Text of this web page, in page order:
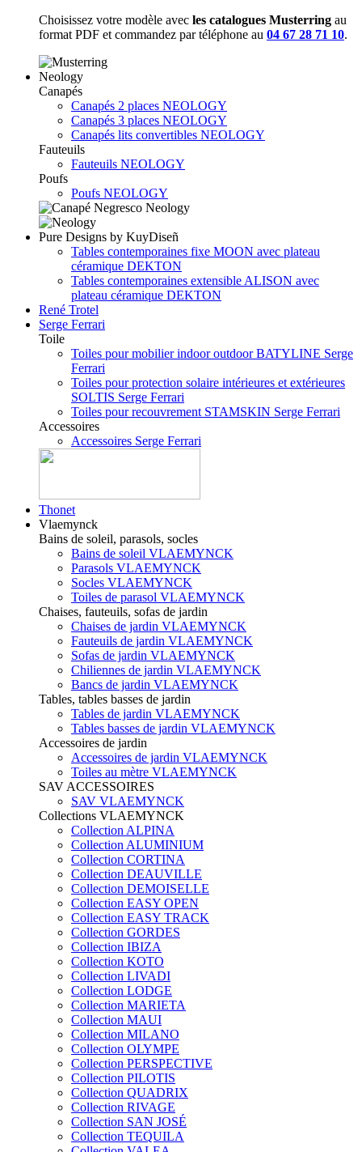
Choisissez votre modèle avec les catalogues Musterring au
format PDF et commandez par téléphone au 04 67 28 71 10.
Neology
Canapés
Canapés 2 places NEOLOGY
Canapés 3 places NEOLOGY
Canapés lits convertibles NEOLOGY
Fauteuils
Fauteuils NEOLOGY
Poufs
Poufs NEOLOGY
Pure Designs by KuyDiseñ
Tables contemporaines fixe MOON avec plateau
céramique DEKTON
Tables contemporaines extensible ALISON avec
plateau céramique DEKTON
René Trotel
Serge Ferrari
Toile
Toiles pour mobilier indoor outdoor BATYLINE Serge
Ferrari
Toiles pour protection solaire intérieures et extérieures
SOLTIS Serge Ferrari
Toiles pour recouvrement STAMSKIN Serge Ferrari
Accessoires
Accessoires Serge Ferrari
Thonet
Vlaemynck
Bains de soleil, parasols, socles
Bains de soleil VLAEMYNCK
Parasols VLAEMYNCK
Socles VLAEMYNCK
Toiles de parasol VLAEMYNCK
Chaises, fauteuils, sofas de jardin
Chaises de jardin VLAEMYNCK
Fauteuils de jardin VLAEMYNCK
Sofas de jardin VLAEMYNCK
Chiliennes de jardin VLAEMYNCK
Bancs de jardin VLAEMYNCK
Tables, tables basses de jardin
Tables de jardin VLAEMYNCK
Tables basses de jardin VLAEMYNCK
Accessoires de jardin
Accessoires de jardin VLAEMYNCK
Toiles au mètre VLAEMYNCK
SAV ACCESSOIRES
SAV VLAEMYNCK
Collections VLAEMYNCK
Collection ALPINA
Collection ALUMINIUM
Collection CORTINA
Collection DEAUVILLE
Collection DEMOISELLE
Collection EASY OPEN
Collection EASY TRACK
Collection GORDES
Collection IBIZA
Collection KOTO
Collection LIVADI
Collection LODGE
Collection MARIETA
Collection MAUI
Collection MILANO
Collection OLYMPE
Collection PERSPECTIVE
Collection PILOTIS
Collection QUADRIX
Collection RIVAGE
Collection SAN JOSÉ
Collection TEQUILA